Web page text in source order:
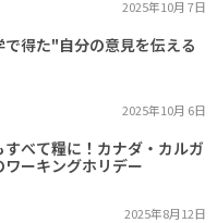
2025年10月 7日
で得た"自分の意見を伝える
2025年10月 6日
すべて糧に！カナダ・カルガ
ーキングホリデー
2025年8月12日